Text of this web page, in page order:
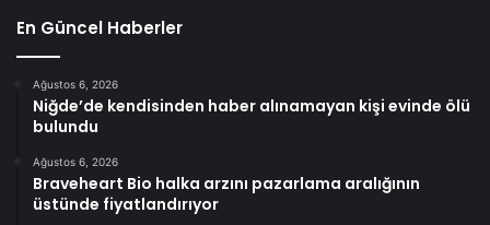
En Güncel Haberler
Ağustos 6, 2026
Niğde’de kendisinden haber alınamayan kişi evinde ölü
bulundu
Ağustos 6, 2026
Braveheart Bio halka arzını pazarlama aralığının
üstünde fiyatlandırıyor